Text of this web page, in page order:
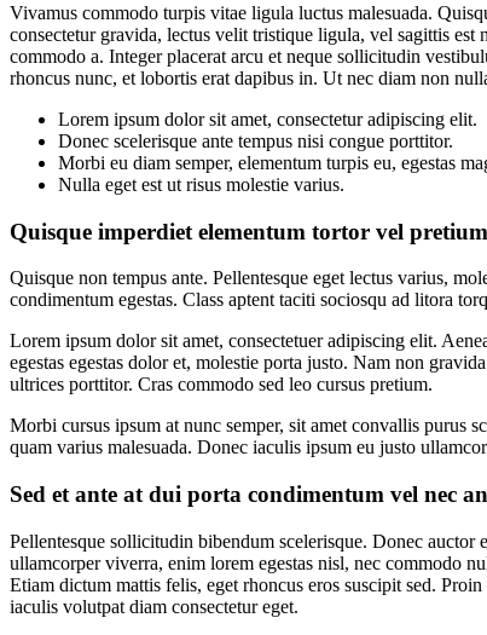
Vivamus commodo turpis vitae ligula luctus malesuada.
consectetur gravida, lectus velit tristique ligula, vel sagittis est
commodo a. Integer placerat arcu et neque sollicitudin
rhoncus nunc, et lobortis erat dapibus in. Ut nec diam non
Lorem ipsum dolor sit amet, consectetur adipiscing elit.
Donec scelerisque ante tempus nisi congue porttitor.
Morbi eu diam semper, elementum turpis eu, egestas
Nulla eget est ut risus molestie varius.
Quisque imperdiet elementum tortor vel
Quisque non tempus ante. Pellentesque eget lectus varius,
condimentum egestas. Class aptent taciti sociosqu ad litora
Lorem ipsum dolor sit amet, consectetuer adipiscing elit.
egestas egestas dolor et, molestie porta justo. Nam non
ultrices porttitor. Cras commodo sed leo cursus pretium.
Morbi cursus ipsum at nunc semper, sit amet convallis purus
quam varius malesuada. Donec iaculis ipsum eu justo
Sed et ante at dui porta condimentum vel nec
Pellentesque sollicitudin bibendum scelerisque. Donec
ullamcorper viverra, enim lorem egestas nisl, nec commodo
Etiam dictum mattis felis, eget rhoncus eros suscipit sed.
iaculis volutpat diam consectetur eget.